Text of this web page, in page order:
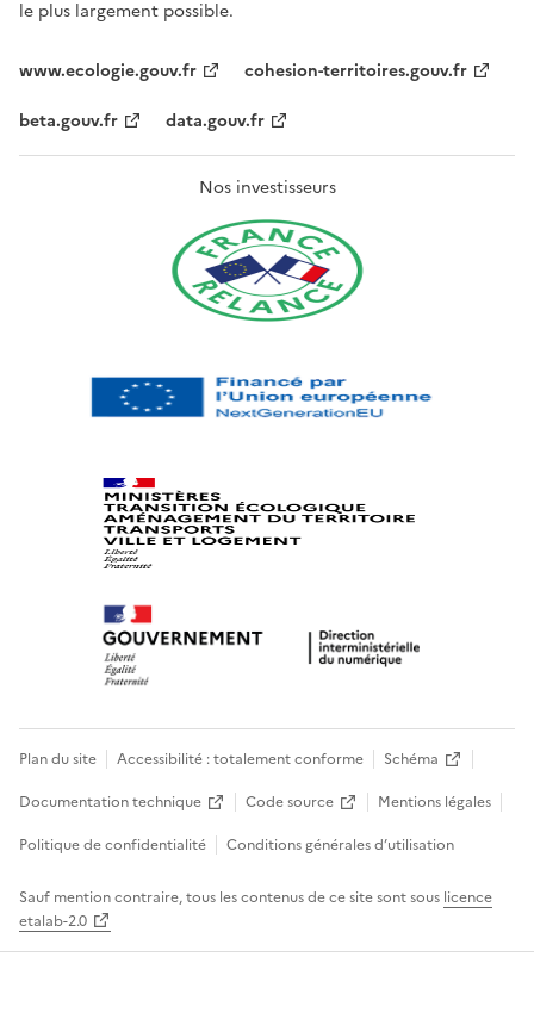
le plus largement possible.
www.ecologie.gouv.fr
cohesion-territoires.gouv.fr
beta.gouv.fr
data.gouv.fr
Nos investisseurs
Plan du site Accessibilité : totalement conforme
Schéma
Documentation technique
Code source
Mentions légales
Politique de confidentialité
Conditions générales d’utilisation
Sauf mention contraire, tous les contenus de ce site sont sous licence
etalab-2.0